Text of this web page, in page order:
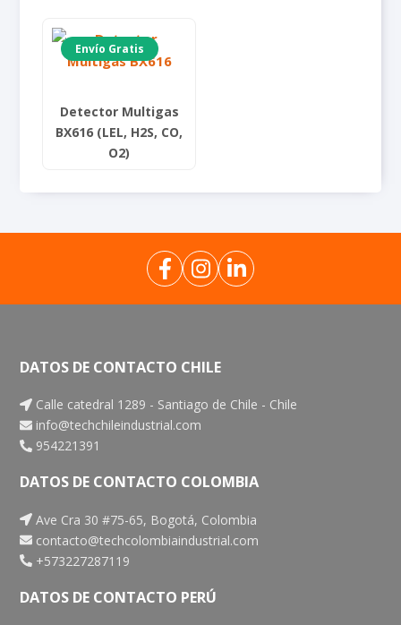
Envío Gratis
Detector Multigas
BX616 (LEL, H2S, CO,
O2)
DATOS DE CONTACTO CHILE
Calle catedral 1289 - Santiago de Chile - Chile
info@techchileindustrial.com
954221391
DATOS DE CONTACTO COLOMBIA
Ave Cra 30 #75-65, Bogotá, Colombia
contacto@techcolombiaindustrial.com
+573227287119
DATOS DE CONTACTO PERÚ